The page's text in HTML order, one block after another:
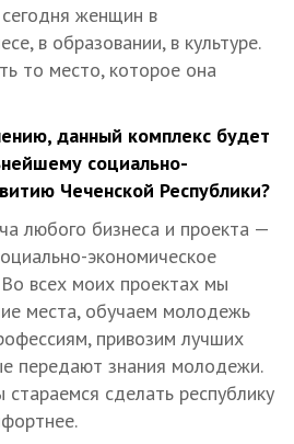
женщин в
в образовании, в культуре.
то место, которое она
данный комплекс будет
социально-
Чеченской Республики?
любого бизнеса и проекта —
экономическое
Во всех моих проектах мы
места, обучаем молодежь
привозим лучших
передают знания молодежи.
сделать республику